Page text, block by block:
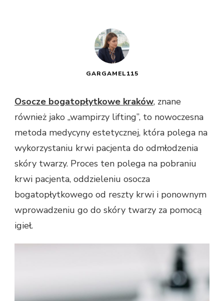
GARGAMEL115
Osocze bogatopłytkowe kraków, znane
również jako „wampirzy lifting”, to nowoczesna
metoda medycyny estetycznej, która polega na
wykorzystaniu krwi pacjenta do odmłodzenia
skóry twarzy. Proces ten polega na pobraniu
krwi pacjenta, oddzieleniu osocza
bogatopłytkowego od reszty krwi i ponownym
wprowadzeniu go do skóry twarzy za pomocą
igieł.